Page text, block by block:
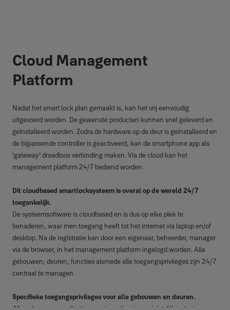
Cloud Management
Platform
Nadat het smart lock plan gemaakt is, kan het vrij eenvoudig
uitgevoerd worden. De gewenste producten kunnen snel geleverd en
geïnstalleerd worden. Zodra de hardware op de deur is geïnstalleerd en
de bijpassende controller is geactiveerd, kan de smartphone app als
‘gateway’ draadloos verbinding maken. Via de cloud kan het
management platform 24/7 bediend worden.
Dit cloudbased smartlocksysteem is overal op de wereld 24/7
toegankelijk.
De systeemsoftware is cloudbased en is dus op elke plek te
benaderen, waar men toegang heeft tot het internet via laptop en/of
desktop. Na de registratie kan door een eigenaar, beheerder, manager
via de browser, in het management platform ingelogd worden. Alle
gebouwen, deuren, functies alsmede alle toegangsprivileges zijn 24/7
centraal te managen.
Specifieke toegangsprivileges voor alle gebouwen en deuren.